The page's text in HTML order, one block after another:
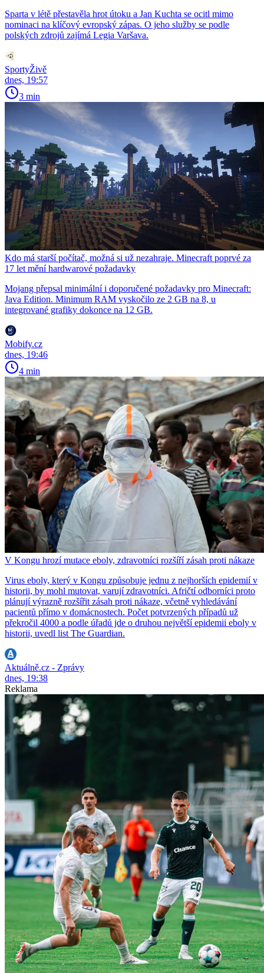
Sparta v létě přestavěla hrot útoku a Jan Kuchta se ocitl mimo
nominaci na klíčový evropský zápas. O jeho služby se podle
polských zdrojů zajímá Legia Varšava.
SportyŽivě
dnes, 19:57
3 min
Kdo má starší počítač, možná si už nezahraje. Minecraft poprvé za
17 let mění hardwarové požadavky
Mojang přepsal minimální i doporučené požadavky pro Minecraft:
Java Edition. Minimum RAM vyskočilo ze 2 GB na 8, u
integrované grafiky dokonce na 12 GB.
Mobify.cz
dnes, 19:46
4 min
V Kongu hrozí mutace eboly, zdravotníci rozšíří zásah proti nákaze
Virus eboly, který v Kongu způsobuje jednu z nejhorších epidemií v
historii, by mohl mutovat, varují zdravotníci. Afričtí odborníci proto
plánují výrazně rozšířit zásah proti nákaze, včetně vyhledávání
pacientů přímo v domácnostech. Počet potvrzených případů už
překročil 4000 a podle úřadů jde o druhou největší epidemii eboly v
historii, uvedl list The Guardian.
Aktuálně.cz - Zprávy
dnes, 19:38
Reklama